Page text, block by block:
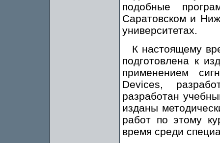
подобные
Саратовском и
университетах.
К настоящему
подготовлена к
применением
Devices,
разработан
изданы
работ по этому
время среди